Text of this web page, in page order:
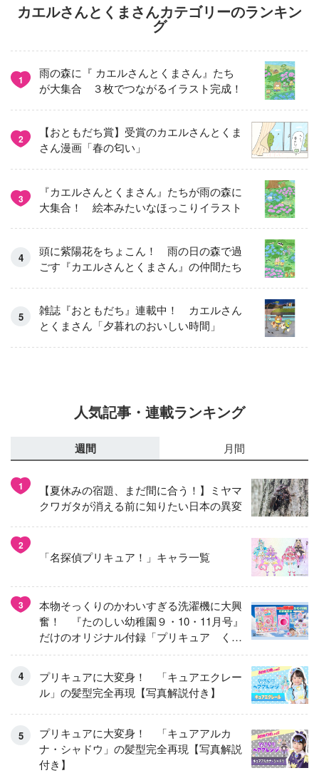
カエルさんとくまさんカテゴリーのランキン
グ
1
雨の森に『 カエルさんとくまさん』たち
が大集合 ３枚でつながるイラスト完成！
2
【おともだち賞】受賞のカエルさんとくま
さん漫画「春の匂い」
3
『カエルさんとくまさん』たちが雨の森に
大集合！ 絵本みたいなほっこりイラスト
頭に紫陽花をちょこん！ 雨の日の森で過
ごす『カエルさんとくまさん』の仲間たち
雑誌『おともだち』連載中！ カエルさん
とくまさん「夕暮れのおいしい時間」
人気記事・連載ランキング
週間 月間
1
【夏休みの宿題、まだ間に合う！】ミヤマ
クワガタが消える前に知りたい日本の異変
2
「名探偵プリキュア！」キャラ一覧
3
本物そっくりのかわいすぎる洗濯機に大興
奮！ 『たのしい幼稚園９・10・11月号』
だけのオリジナル付録「プリキュア くる
くるせんたくき」
プリキュアに大変身！ 「キュアエクレー
ル」の髪型完全再現【写真解説付き】
プリキュアに大変身！ 「キュアアルカ
ナ・シャドウ」の髪型完全再現【写真解説
付き】